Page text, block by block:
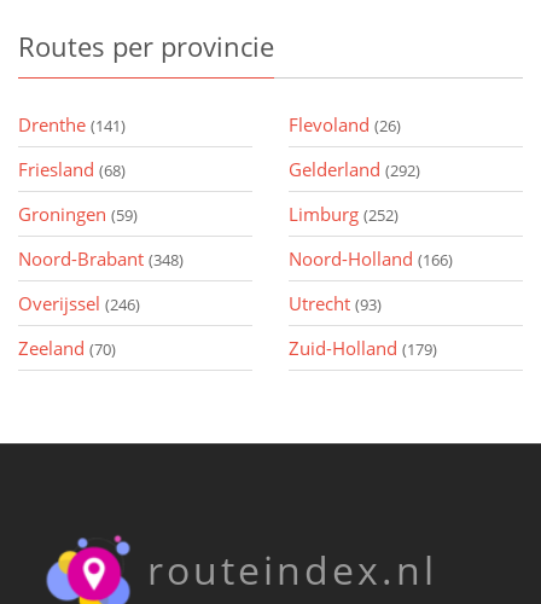
Routes per provincie
Drenthe (141) Flevoland (26)
Friesland (68) Gelderland (292)
Groningen (59) Limburg (252)
Noord-Brabant (348) Noord-Holland (166)
Overijssel (246) Utrecht (93)
Zeeland (70) Zuid-Holland (179)
routeindex.nl